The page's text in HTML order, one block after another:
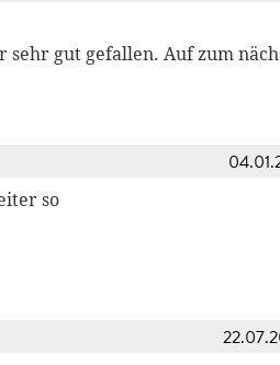
sehr gut gefallen. Auf zum
so